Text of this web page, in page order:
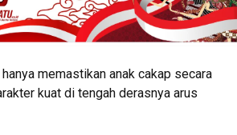
memastikan anak cakap secara
kuat di tengah derasnya arus